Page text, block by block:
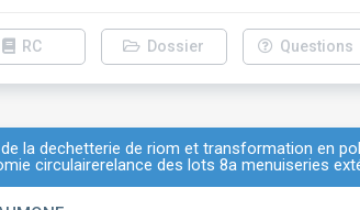
RC Dossier Questions
la dechetterie de riom et transformation en
circulairerelance des lots 8a menuiseries